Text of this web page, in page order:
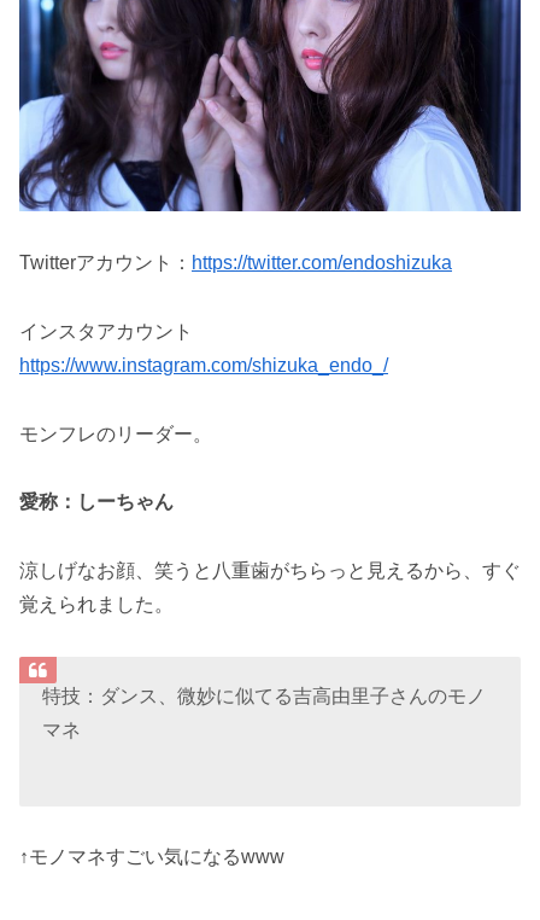
Twitterアカウント： https://twitter.com/endoshizuka
インスタアカウント
https://www.instagram.com/shizuka_endo_/
モンフレのリーダー。
愛称：しーちゃん
涼しげなお顔、笑うと八重歯がちらっと見えるから、すぐ
覚えられました。
特技：ダンス、微妙に似てる吉高由里子さんのモノ
マネ
↑モノマネすごい気になるwww